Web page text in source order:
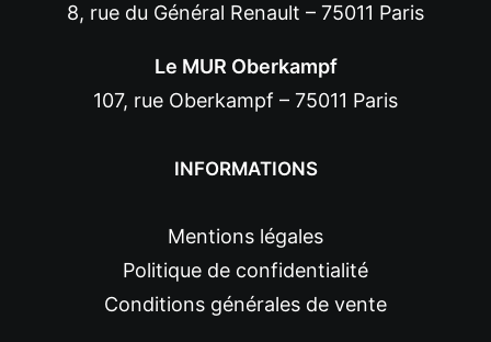
8, rue du Général Renault – 75011 Paris
Le MUR Oberkampf
107, rue Oberkampf – 75011 Paris
INFORMATIONS
Mentions légales
Politique de confidentialité
Conditions générales de vente